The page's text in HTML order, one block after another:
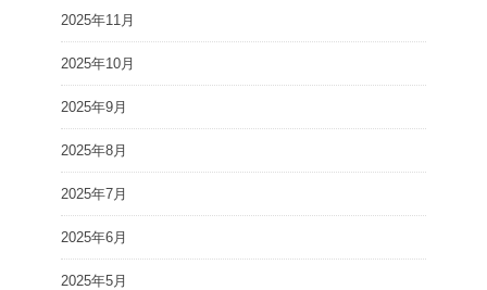
2025年11月
2025年10月
2025年9月
2025年8月
2025年7月
2025年6月
2025年5月